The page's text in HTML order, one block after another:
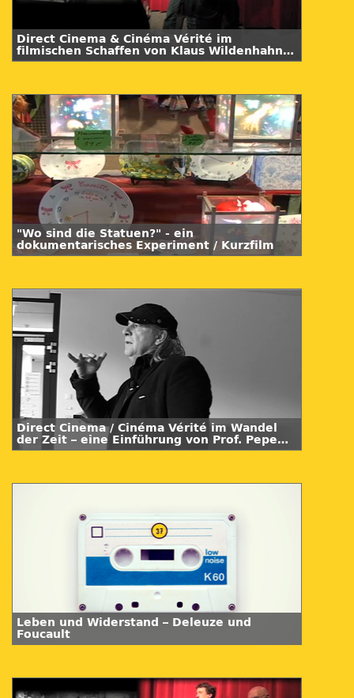
Direct Cinema & Cinéma Vérité im
filmischen Schaffen von Klaus Wildenhahn /
Teil 2
"Wo sind die Statuen?" - ein
dokumentarisches Experiment / Kurzfilm
Direct Cinema / Cinéma Vérité im Wandel
der Zeit – eine Einführung von Prof. Pepe
Danquart
Leben und Widerstand – Deleuze und
Foucault